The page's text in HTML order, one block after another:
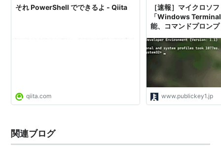
それ PowerShell でできるよ - Qiita
qiita.com
［速報］マイクロソ
「Windows
能、コマンドプロン
プンソースで開発中
Build 2019
www.publickey1.jp
関連ブログ